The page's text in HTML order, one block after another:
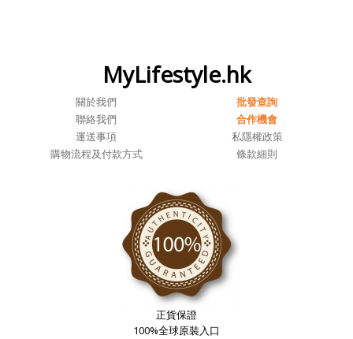
MyLifestyle.hk
關於我們
批發查詢
聯絡我們
合作機會
運送事項
私隱權政策
購物流程及付款方式
條款細則
正貨保證
100%全球原裝入口